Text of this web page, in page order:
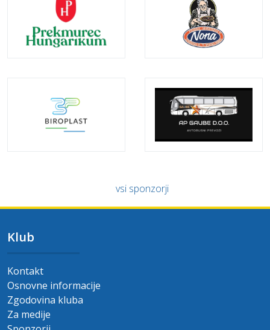
vsi sponzorji
Klub
Kontakt
Osnovne informacije
Zgodovina kluba
Za medije